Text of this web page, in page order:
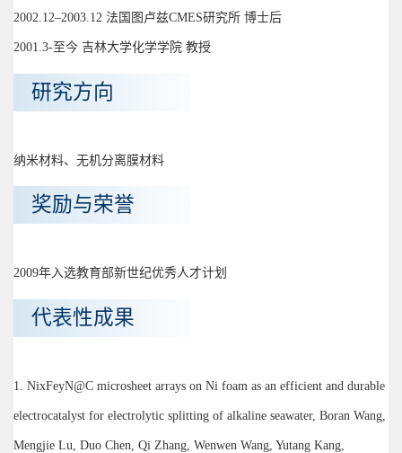
2002.12–2003.12 法国图卢兹CMES研究所 博士后
2001.3-至今 吉林大学化学学院 教授
研究方向
纳米材料、无机分离膜材料
奖励与荣誉
2009年入选教育部新世纪优秀人才计划
代表性成果
1. NixFeyN@C microsheet arrays on Ni foam as an efficient and durable
electrocatalyst for electrolytic splitting of alkaline seawater, Boran Wang,
Mengjie Lu, Duo Chen, Qi Zhang, Wenwen Wang, Yutang Kang,